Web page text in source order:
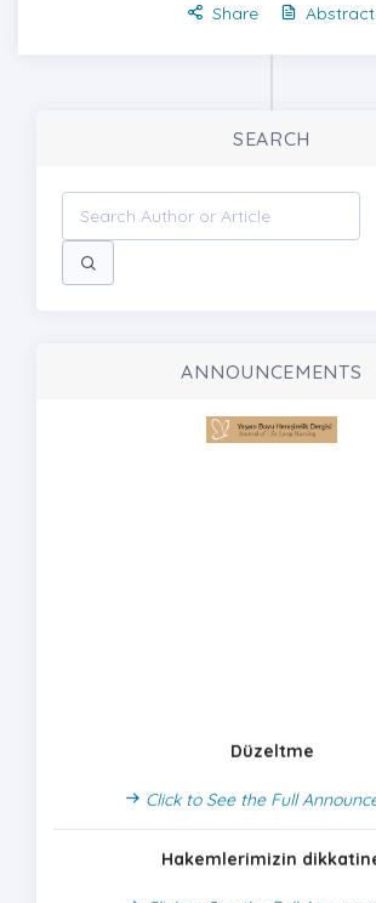
Share
Abstract
SEARCH
ANNOUNCEMENTS